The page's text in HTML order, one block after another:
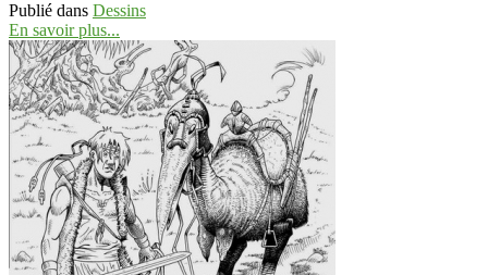
Publié dans Dessins
En savoir plus...